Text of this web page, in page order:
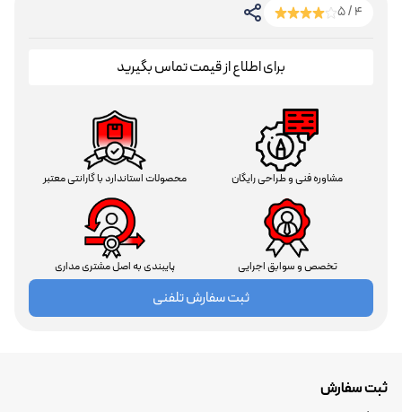
4 / 5
برای اطلاع از قیمت تماس بگیرید
مشاوره فنی و طراحی رایگان محصولات استاندارد با گارانتی معتبر
تخصص و سوابق اجرایی پایبندی به اصل مشتری مداری
ثبت سفارش تلفنی
ثبت سفارش